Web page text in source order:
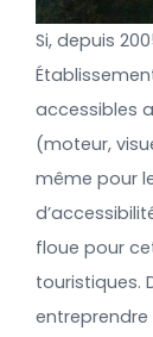
Si, depuis
accessibles
(moteur,
même pour
floue pour
touristiques.